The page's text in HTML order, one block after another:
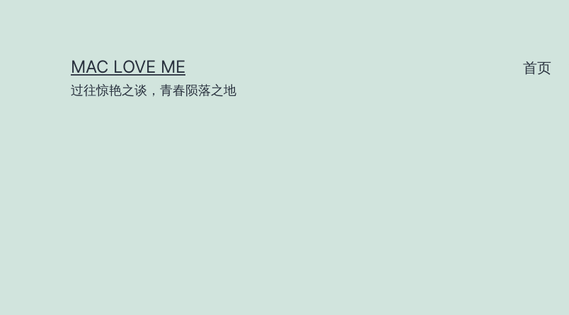
MAC LOVE ME
过往惊艳之谈，青春陨落之地
首页